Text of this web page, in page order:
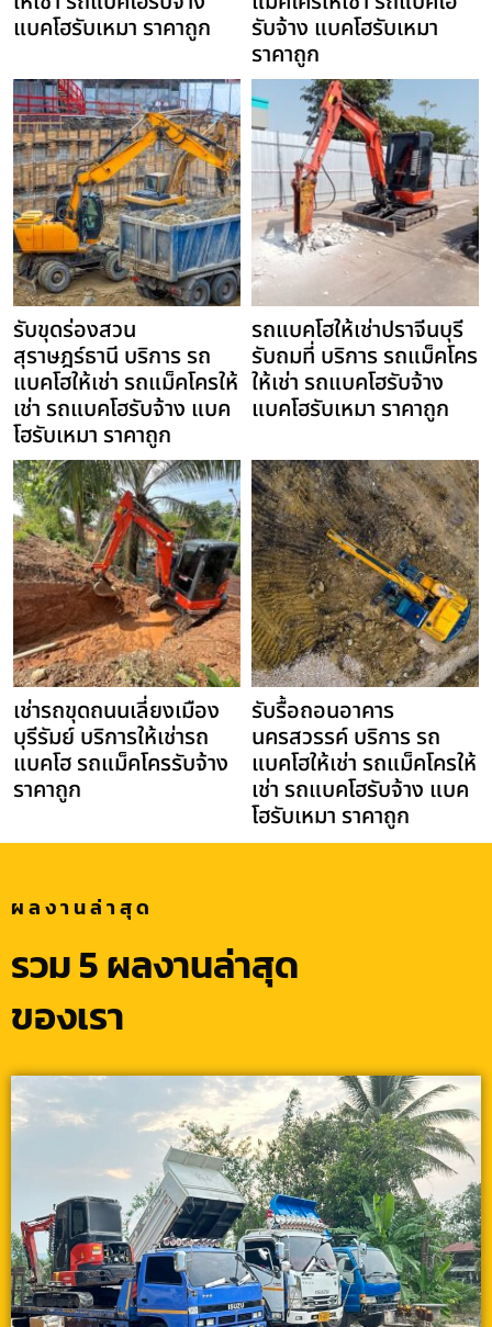
แบคโฮรับเหมา ราคาถูก
รับจ้าง แบคโฮรับเหมา
ราคาถูก
รับขุดร่องสวน
สุราษฎร์ธานี บริการ รถ
แบคโฮให้เช่า รถแม็คโครให้
เช่า รถแบคโฮรับจ้าง แบค
โฮรับเหมา ราคาถูก
รถแบคโฮให้เช่าปราจีนบุรี
รับถมที่ บริการ รถแม็คโคร
ให้เช่า รถแบคโฮรับจ้าง
แบคโฮรับเหมา ราคาถูก
เช่ารถขุดถนนเลี่ยงเมือง
บุรีรัมย์ บริการให้เช่ารถ
แบคโฮ รถแม็คโครรับจ้าง
ราคาถูก
รับรื้อถอนอาคาร
นครสวรรค์ บริการ รถ
แบคโฮให้เช่า รถแม็คโครให้
เช่า รถแบคโฮรับจ้าง แบค
โฮรับเหมา ราคาถูก
ผลงานล่าสุด
รวม 5 ผลงานล่าสุด
ของเรา